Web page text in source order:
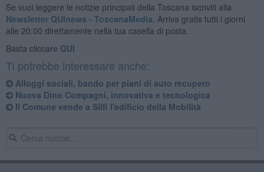
Se vuoi leggere le notizie principali della Toscana iscriviti alla
Newsletter QUInews - ToscanaMedia. Arriva gratis tutti i giorni
alle 20:00 direttamente nella tua casella di posta.
Basta cliccare QUI
Ti potrebbe interessare anche:
Alloggi sociali, bando per piani di auto recupero
Nuova Dino Compagni, innovativa e tecnologica
Il Comune vende a Silfi l'edificio della Mobilità